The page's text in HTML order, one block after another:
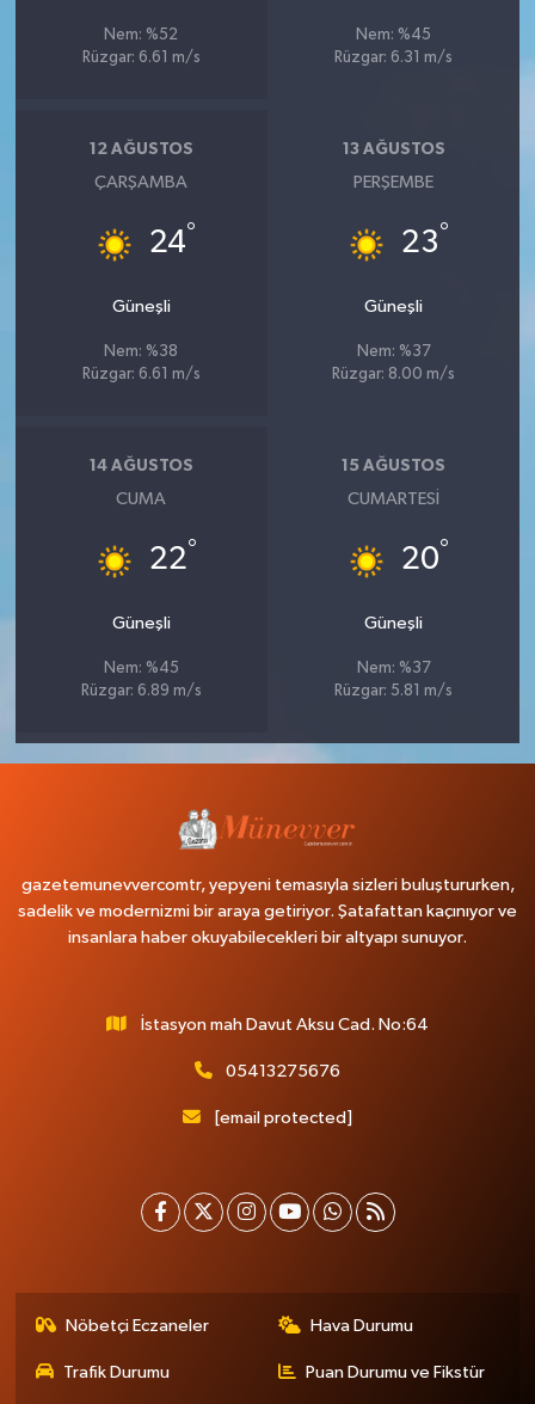
Nem: %52
Rüzgar: 6.61 m/s
Nem: %45
Rüzgar: 6.31 m/s
12 AĞUSTOS
ÇARŞAMBA
24°
Güneşli
Nem: %38
Rüzgar: 6.61 m/s
13 AĞUSTOS
PERŞEMBE
23°
Güneşli
Nem: %37
Rüzgar: 8.00 m/s
14 AĞUSTOS
CUMA
22°
Güneşli
Nem: %45
Rüzgar: 6.89 m/s
15 AĞUSTOS
CUMARTESI
20°
Güneşli
Nem: %37
Rüzgar: 5.81 m/s
gazetemunevvercomtr, yepyeni temasıyla sizleri buluştururken,
sadelik ve modernizmi bir araya getiriyor. Şatafattan kaçınıyor ve
insanlara haber okuyabilecekleri bir altyapı sunuyor.
İstasyon mah Davut Aksu Cad. No:64
05413275676
[email protected]
Nöbetçi Eczaneler Hava Durumu
Trafik Durumu Puan Durumu ve Fikstür